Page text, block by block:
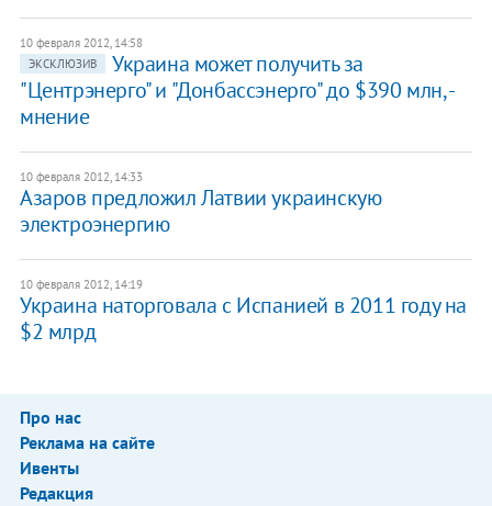
10 февраля 2012, 14:58
ЭКСКЛЮЗИВ
Украина может получить за
"Центрэнерго" и "Донбассэнерго" до $390 млн, -
мнение
10 февраля 2012, 14:33
Азаров предложил Латвии украинскую
электроэнергию
10 февраля 2012, 14:19
Украина наторговала с Испанией в 2011 году на
$2 млрд
Про нас
Реклама на сайте
Ивенты
Редакция